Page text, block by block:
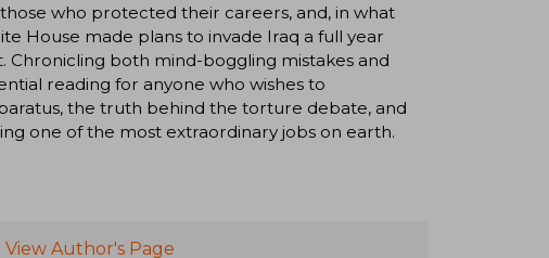
who protected their careers, and, in what
House made plans to invade Iraq a full year
both mind-boggling mistakes and
reading for anyone who wishes to
the truth behind the torture debate, and
one of the most extraordinary jobs on earth.
View Author's Page